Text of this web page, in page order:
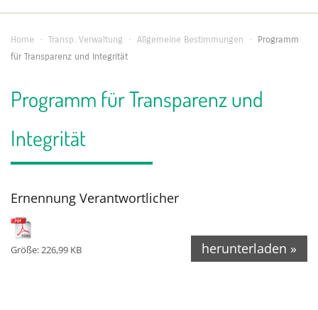
Home · Transp. Verwaltung · Allgemeine Bestimmungen · Programm
für Transparenz und Integrität
Programm für Transparenz und
Integrität
Ernennung Verantwortlicher
Größe: 226,99 KB herunterladen »